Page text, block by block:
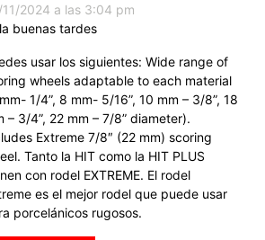
2024 a las 3:04 pm
buenas tardes
usar los siguientes: Wide range of
wheels adaptable to each material
1/4”, 8 mm- 5/16”, 10 mm – 3/8”, 18
– 3/4”, 22 mm – 7/8” diameter).
Extreme 7/8″ (22 mm) scoring
Tanto la HIT como la HIT PLUS
con rodel EXTREME. El rodel
es el mejor rodel que puede usar
porcelánicos rugosos.